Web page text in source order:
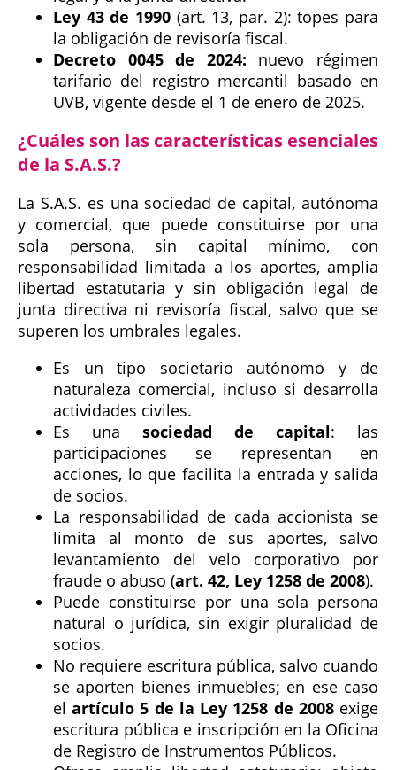
Ley 43 de 1990 (art. 13, par. 2): topes para
la obligación de revisoría fiscal.
Decreto 0045 de 2024: nuevo régimen
tarifario del registro mercantil basado en
UVB, vigente desde el 1 de enero de 2025.
¿Cuáles son las características esenciales
de la S.A.S.?
La S.A.S. es una sociedad de capital, autónoma
y comercial, que puede constituirse por una
sola persona, sin capital mínimo, con
responsabilidad limitada a los aportes, amplia
libertad estatutaria y sin obligación legal de
junta directiva ni revisoría fiscal, salvo que se
superen los umbrales legales.
Es un tipo societario autónomo y de
naturaleza comercial, incluso si desarrolla
actividades civiles.
Es una sociedad de capital: las
participaciones se representan en
acciones, lo que facilita la entrada y salida
de socios.
La responsabilidad de cada accionista se
limita al monto de sus aportes, salvo
levantamiento del velo corporativo por
fraude o abuso (art. 42, Ley 1258 de 2008).
Puede constituirse por una sola persona
natural o jurídica, sin exigir pluralidad de
socios.
No requiere escritura pública, salvo cuando
se aporten bienes inmuebles; en ese caso
elartículo 5 de la Ley 1258 de 2008exige
escritura pública e inscripción en la Oficina
de Registro de Instrumentos Públicos.